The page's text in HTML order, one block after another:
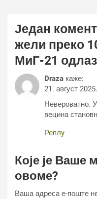
Један
жели преко
МиГ-21
Draza каже:
21. август
Невероватно.
вецина
Реплy
Које је
овоме?
Ваша адреса е-поште